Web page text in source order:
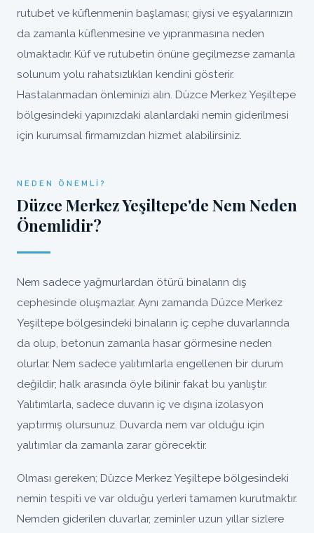
rutubet ve küflenmenin başlaması; giysi ve eşyalarınızın
da zamanla küflenmesine ve yıpranmasına neden
olmaktadır. Küf ve rutubetin önüne geçilmezse zamanla
solunum yolu rahatsızlıkları kendini gösterir.
Hastalanmadan önleminizi alın. Düzce Merkez Yeşiltepe
bölgesindeki yapınızdaki alanlardaki nemin giderilmesi
için kurumsal firmamızdan hizmet alabilirsiniz.
NEDEN ÖNEMLI?
Düzce Merkez Yeşiltepe'de Nem Neden
Önemlidir?
Nem sadece yağmurlardan ötürü binaların dış
cephesinde oluşmazlar. Aynı zamanda Düzce Merkez
Yeşiltepe bölgesindeki binaların iç cephe duvarlarında
da olup, betonun zamanla hasar görmesine neden
olurlar. Nem sadece yalıtımlarla engellenen bir durum
değildir; halk arasında öyle bilinir fakat bu yanlıştır.
Yalıtımlarla, sadece duvarın iç ve dışına izolasyon
yaptırmış olursunuz. Duvarda nem var olduğu için
yalıtımlar da zamanla zarar görecektir.
Olması gereken; Düzce Merkez Yeşiltepe bölgesindeki
nemin tespiti ve var olduğu yerleri tamamen kurutmaktır.
Nemden giderilen duvarlar, zeminler uzun yıllar sizlere